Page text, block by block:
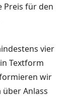
Preis für den
vier
Textform
wir
Anlass